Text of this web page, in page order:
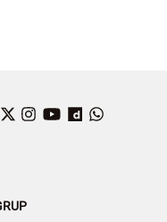
Facebook
Twitter
Instagram
YouTube
Dailymotion